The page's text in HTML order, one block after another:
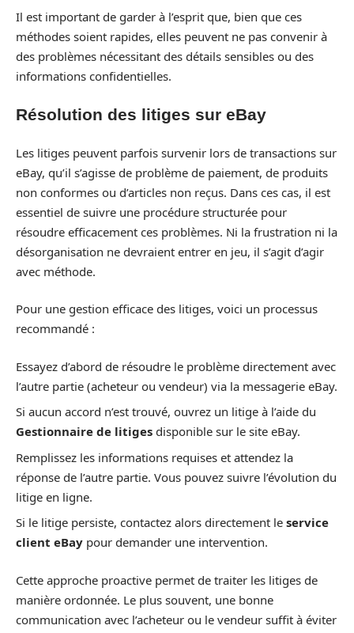
Il est important de garder à l’esprit que, bien que ces
méthodes soient rapides, elles peuvent ne pas convenir à
des problèmes nécessitant des détails sensibles ou des
informations confidentielles.
Résolution des litiges sur eBay
Les litiges peuvent parfois survenir lors de transactions sur
eBay, qu’il s’agisse de problème de paiement, de produits
non conformes ou d’articles non reçus. Dans ces cas, il est
essentiel de suivre une procédure structurée pour
résoudre efficacement ces problèmes. Ni la frustration ni la
désorganisation ne devraient entrer en jeu, il s’agit d’agir
avec méthode.
Pour une gestion efficace des litiges, voici un processus
recommandé :
Essayez d’abord de résoudre le problème directement avec
l’autre partie (acheteur ou vendeur) via la messagerie eBay.
Si aucun accord n’est trouvé, ouvrez un litige à l’aide du
Gestionnaire de litiges disponible sur le site eBay.
Remplissez les informations requises et attendez la
réponse de l’autre partie. Vous pouvez suivre l’évolution du
litige en ligne.
Si le litige persiste, contactez alors directement le service
client eBay pour demander une intervention.
Cette approche proactive permet de traiter les litiges de
manière ordonnée. Le plus souvent, une bonne
communication avec l’acheteur ou le vendeur suffit à éviter